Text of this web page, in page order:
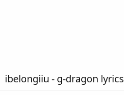
ibelongiiu - g-dragon lyrics